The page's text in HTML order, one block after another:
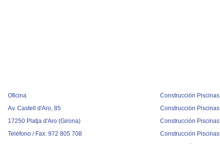
Oficina
Av. Castell d'Aro, 85
17250 Platja d'Aro (Girona)
Teléfono / Fax: 972 805 708
Construcción
Construcción
Construcción
Construcción